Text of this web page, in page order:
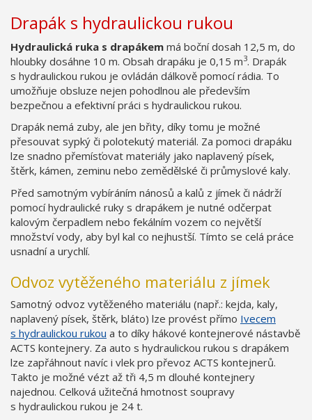
Drapák s hydraulickou rukou
Hydraulická ruka s drapákem má boční dosah 12,5 m, do
hloubky dosáhne 10 m. Obsah drapáku je 0,15 m3. Drapák
s hydraulickou rukou je ovládán dálkově pomocí rádia. To
umožňuje obsluze nejen pohodlnou ale především
bezpečnou a efektivní práci s hydraulickou rukou.
Drapák nemá zuby, ale jen břity, díky tomu je možné
přesouvat sypký či polotekutý materiál. Za pomoci drapáku
lze snadno přemísťovat materiály jako naplavený písek,
štěrk, kámen, zeminu nebo zemědělské či průmyslové kaly.
Před samotným vybíráním nánosů a kalů z jímek či nádrží
pomocí hydraulické ruky s drapákem je nutné odčerpat
kalovým čerpadlem nebo fekálním vozem co největší
množství vody, aby byl kal co nejhustší. Tímto se celá práce
usnadní a urychlí.
Odvoz vytěženého materiálu z jímek
Samotný odvoz vytěženého materiálu (např.: kejda, kaly,
naplavený písek, štěrk, bláto) lze provést přímo Ivecem
s hydraulickou rukou a to díky hákové kontejnerové nástavbě
ACTS kontejnery. Za auto s hydraulickou rukou s drapákem
lze zapřáhnout navíc i vlek pro převoz ACTS kontejnerů.
Takto je možné vézt až tři 4,5 m dlouhé kontejnery
najednou. Celková užitečná hmotnost soupravy
s hydraulickou rukou je 24 t.